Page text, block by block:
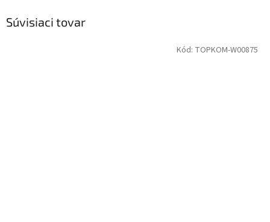
Súvisiaci tovar
Kód: TOPKOM-W00875